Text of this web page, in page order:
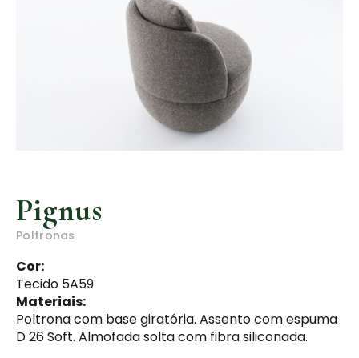
comercial@serragauchaestofados.com.br
Pignus
Poltronas
Cor:
Tecido 5A59
Materiais:
Poltrona com base giratória. Assento com espuma
D 26 Soft. Almofada solta com fibra siliconada.